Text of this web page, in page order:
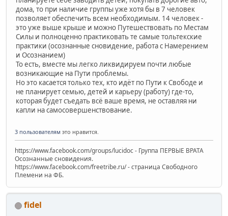
дома, то при наличие группы уже хотя бы в 7 человек
позволяет обеспечить всем необходимым. 14 человек -
это уже выше крыше и можно Путешествовать по Местам
Силы и полноценно практиковать те самые тольтекские
практики (осознанные сновидение, работа с Намерением
и Осознанием)
То есть, вместе мы легко ликвидируем почти любые
возникающие на Пути проблемы.
Но это касается только тех, кто идёт по Пути к Свободе и
не планирует семью, детей и карьеру (работу) где-то,
которая будет съедать всё ваше время, не оставляя ни
капли на самосовершенствование.
3 пользователям это нравится.
https://www.facebook.com/groups/lucidoc - Группа ПЕРВЫЕ ВРАТА
Осознанные сновидения.
https://www.facebook.com/freetribe.ru/ - страница Свободного
Племени на ФБ.
fidel